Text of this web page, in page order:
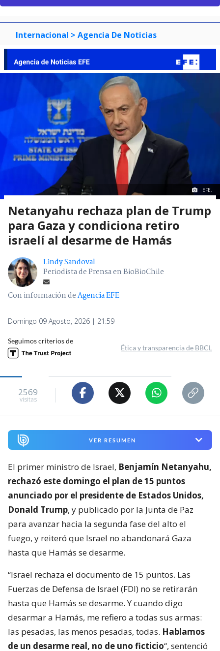
Internacional > Agencia De Noticias
EFE.
Netanyahu rechaza plan de Trump
para Gaza y condiciona retiro
israelí al desarme de Hamás
Lindy Sandoval
Periodista de Prensa en BioBioChile
Con información deAgencia EFE
Domingo 09 Agosto, 2026 | 21:59
Seguimos criterios de
Ética y transparencia de BBCL
2569
visitas
VER RESUMEN
El primer ministro de Israel, Benjamín Netanyahu,
rechazó este domingo el plan de 15 puntos
anunciado por el presidente de Estados Unidos,
Donald Trump, y publicado por la Junta de Paz
para avanzar hacia la segunda fase del alto el
fuego, y reiteró que Israel no abandonará Gaza
hasta que Hamás se desarme.
“Israel rechaza el documento de 15 puntos. Las
Fuerzas de Defensa de Israel (FDI) no se retirarán
hasta que Hamás se desarme. Y cuando digo
desarmar a Hamás, me refiero a todas sus armas:
las pesadas, las menos pesadas, todas. Hablamos
de un desarme real, no de uno ficticio“, sentenció